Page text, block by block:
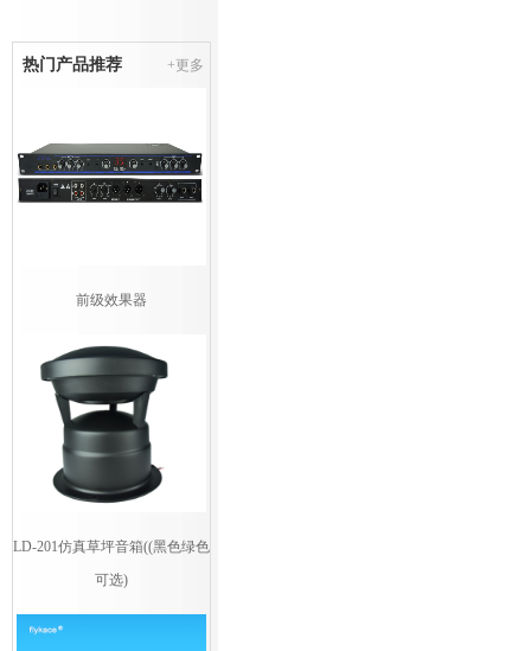
热门产品推荐 +更多
前级效果器
LD-201仿真草坪音箱((黑色绿色
可选)